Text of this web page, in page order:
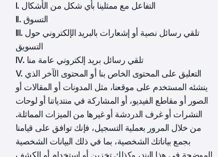
I. التفاعل مع ممثلينا بأي شكل من الأشكال
II. التسوق
III. تلقي رسائل نصية أو إشعارات بالبريد الإلكتروني حول
التسويق
IV. تلقي رسائل بريد إلكتروني عامة منا
V. التعليق على المحتوى الخاص بنا أو المحتوى الآخر الذي
ينشئه المستخدم على موقعنا، مثل المدونات أو المقالات أو
الصور أو مقاطع الفيديو، أو المشاركة في منتدياتنا أو لوحات
النشرات أو غرف الدردشة أو غيرها من الميزات المماثلة.
من خلال المرور بعملية التسجيل، فإنك توافق على قيامنا
بجمع بياناتك الشخصية، بما في ذلك البيانات الشخصية